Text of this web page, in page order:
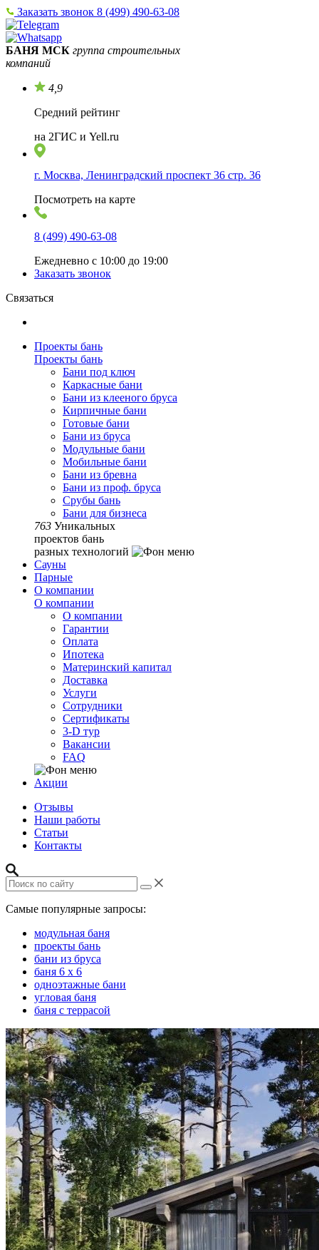
Заказать звонок 8 (499) 490-63-08
БАНЯ МСК группа строительных
компаний
4,9
Средний рейтинг
на 2ГИС и Yell.ru
г. Москва, Ленинградский проспект 36 стр. 36
Посмотреть на карте
8 (499) 490-63-08
Ежедневно с 10:00 до 19:00
Заказать звонок
Связаться
Проекты бань
Проекты бань
Бани под ключ
Каркасные бани
Бани из клееного бруса
Кирпичные бани
Готовые бани
Бани из бруса
Модульные бани
Мобильные бани
Бани из бревна
Бани из проф. бруса
Срубы бань
Бани для бизнеса
763 Уникальных
проектов бань
разных технологий
Сауны
Парные
О компании
О компании
О компании
Гарантии
Оплата
Ипотека
Материнский капитал
Доставка
Услуги
Сотрудники
Сертификаты
3-D тур
Вакансии
FAQ
Акции
Отзывы
Наши работы
Статьи
Контакты
Самые популярные запросы:
модульная баня
проекты бань
бани из бруса
баня 6 х 6
одноэтажные бани
угловая баня
баня с террасой